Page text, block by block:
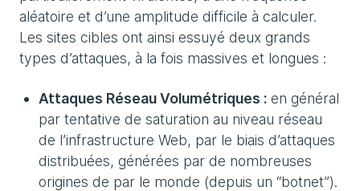
aléatoire et d’une amplitude difficile à calculer.
Les sites cibles ont ainsi essuyé deux grands
types d’attaques, à la fois massives et longues :
Attaques Réseau Volumétriques : en général
par tentative de saturation au niveau réseau
de l’infrastructure Web, par le biais d’attaques
distribuées, générées par de nombreuses
origines de par le monde (depuis un “botnet”).